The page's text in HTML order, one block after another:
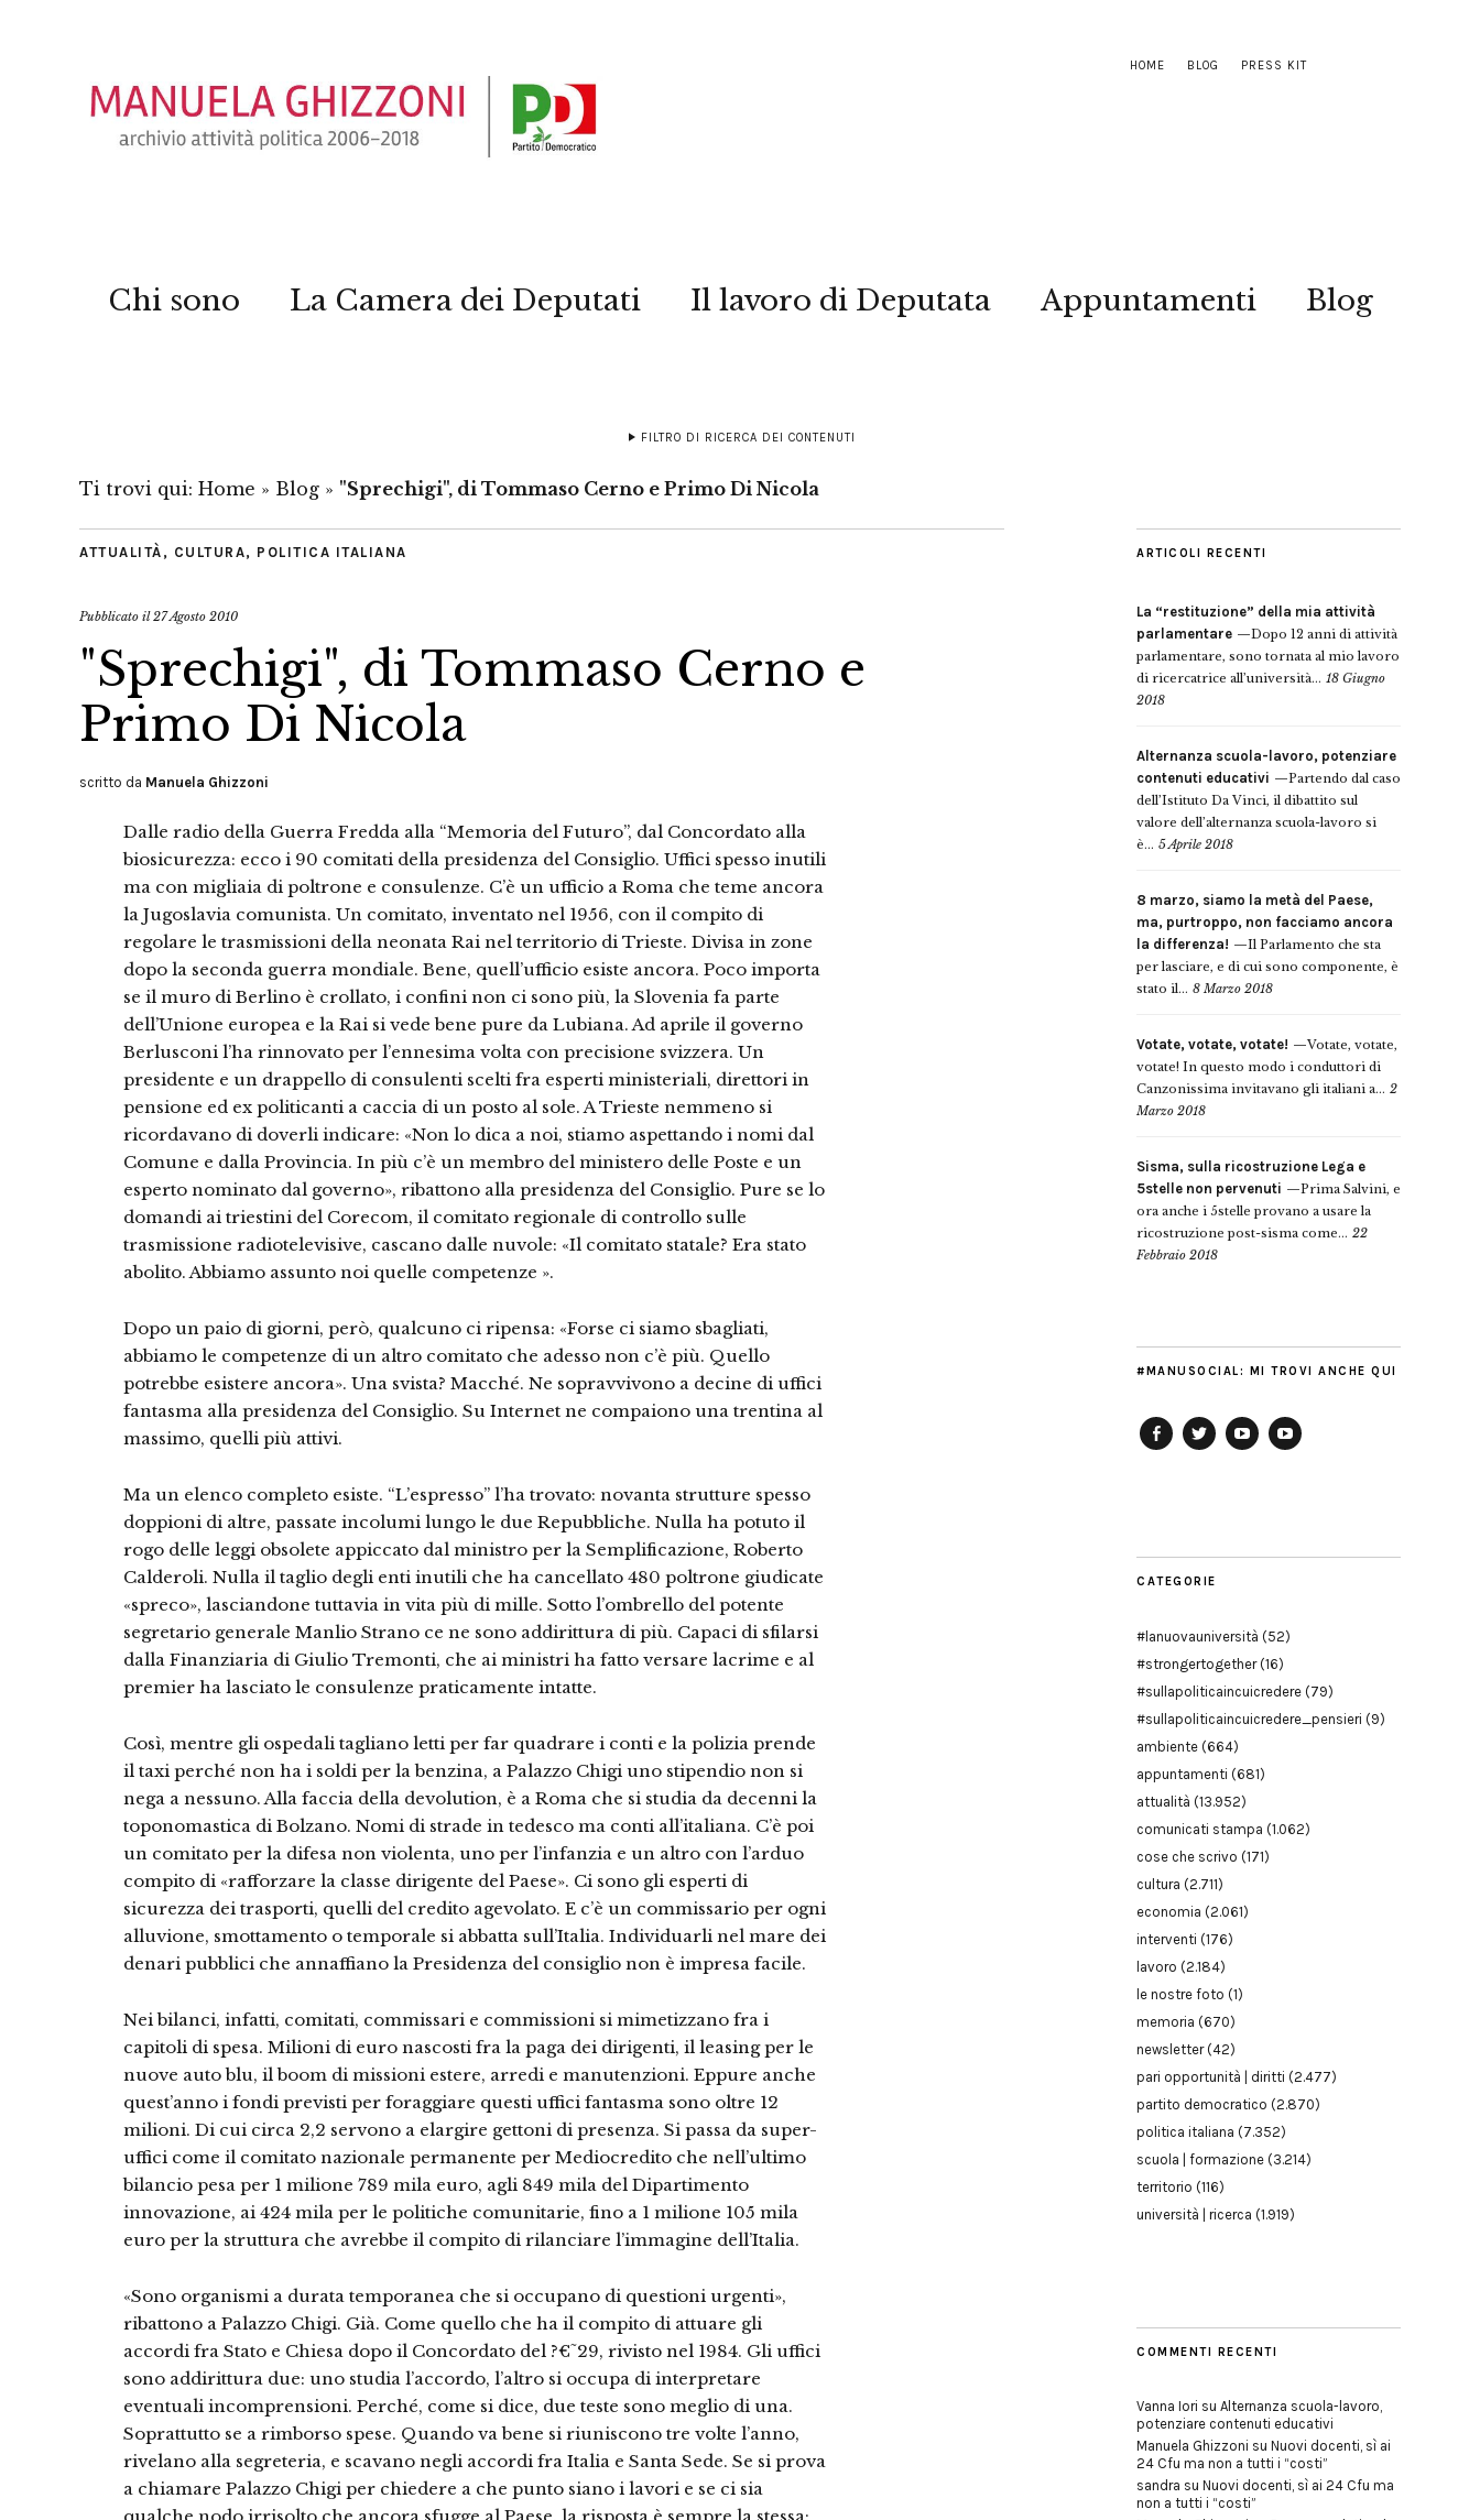
HOME BLOG PRESS KIT
Chi sono La Camera dei Deputati Il lavoro di Deputata Appuntamenti Blog
FILTRO DI RICERCA DEI CONTENUTI
Ti trovi qui: Home » Blog » "Sprechigi", di Tommaso Cerno e Primo Di Nicola
ATTUALITÀ , CULTURA, POLITICA ITALIANA
Pubblicato il27 Agosto 2010
"Sprechigi", di Tommaso Cerno e
Primo Di Nicola
scritto da Manuela Ghizzoni
Dalle radio della Guerra Fredda alla “Memoria del Futuro”, dal Concordato alla
biosicurezza: ecco i 90 comitati della presidenza del Consiglio. Uffici spesso inutili
ma con migliaia di poltrone e consulenze. C’è un ufficio a Roma che teme ancora
la Jugoslavia comunista. Un comitato, inventato nel 1956, con il compito di
regolare le trasmissioni della neonata Rai nel territorio di Trieste. Divisa in zone
dopo la seconda guerra mondiale. Bene, quell’ufficio esiste ancora. Poco importa
se il muro di Berlino è crollato, i confini non ci sono più, la Slovenia fa parte
dell’Unione europea e la Rai si vede bene pure da Lubiana. Ad aprile il governo
Berlusconi l’ha rinnovato per l’ennesima volta con precisione svizzera. Un
presidente e un drappello di consulenti scelti fra esperti ministeriali, direttori in
pensione ed ex politicanti a caccia di un posto al sole. A Trieste nemmeno si
ricordavano di doverli indicare: «Non lo dica a noi, stiamo aspettando i nomi dal
Comune e dalla Provincia. In più c’è un membro del ministero delle Poste e un
esperto nominato dal governo», ribattono alla presidenza del Consiglio. Pure se lo
domandi ai triestini del Corecom, il comitato regionale di controllo sulle
trasmissione radiotelevisive, cascano dalle nuvole: «Il comitato statale? Era stato
abolito. Abbiamo assunto noi quelle competenze ».
Dopo un paio di giorni, però, qualcuno ci ripensa: «Forse ci siamo sbagliati,
abbiamo le competenze di un altro comitato che adesso non c’è più. Quello
potrebbe esistere ancora». Una svista? Macché. Ne sopravvivono a decine di uffici
fantasma alla presidenza del Consiglio. Su Internet ne compaiono una trentina al
massimo, quelli più attivi.
Ma un elenco completo esiste. “L’espresso” l’ha trovato: novanta strutture spesso
doppioni di altre, passate incolumi lungo le due Repubbliche. Nulla ha potuto il
rogo delle leggi obsolete appiccato dal ministro per la Semplificazione, Roberto
Calderoli. Nulla il taglio degli enti inutili che ha cancellato 480 poltrone giudicate
«spreco», lasciandone tuttavia in vita più di mille. Sotto l’ombrello del potente
segretario generale Manlio Strano ce ne sono addirittura di più. Capaci di sfilarsi
dalla Finanziaria di Giulio Tremonti, che ai ministri ha fatto versare lacrime e al
premier ha lasciato le consulenze praticamente intatte.
Così, mentre gli ospedali tagliano letti per far quadrare i conti e la polizia prende
il taxi perché non ha i soldi per la benzina, a Palazzo Chigi uno stipendio non si
nega a nessuno. Alla faccia della devolution, è a Roma che si studia da decenni la
toponomastica di Bolzano. Nomi di strade in tedesco ma conti all’italiana. C’è poi
un comitato per la difesa non violenta, uno per l’infanzia e un altro con l’arduo
compito di «rafforzare la classe dirigente del Paese». Ci sono gli esperti di
sicurezza dei trasporti, quelli del credito agevolato. E c’è un commissario per ogni
alluvione, smottamento o temporale si abbatta sull’Italia. Individuarli nel mare dei
denari pubblici che annaffiano la Presidenza del consiglio non è impresa facile.
Nei bilanci, infatti, comitati, commissari e commissioni si mimetizzano fra i
capitoli di spesa. Milioni di euro nascosti fra la paga dei dirigenti, il leasing per le
nuove auto blu, il boom di missioni estere, arredi e manutenzioni. Eppure anche
quest’anno i fondi previsti per foraggiare questi uffici fantasma sono oltre 12
milioni. Di cui circa 2,2 servono a elargire gettoni di presenza. Si passa da super-
uffici come il comitato nazionale permanente per Mediocredito che nell’ultimo
bilancio pesa per 1 milione 789 mila euro, agli 849 mila del Dipartimento
innovazione, ai 424 mila per le politiche comunitarie, fino a 1 milione 105 mila
euro per la struttura che avrebbe il compito di rilanciare l’immagine dell’Italia.
«Sono organismi a durata temporanea che si occupano di questioni urgenti»,
ribattono a Palazzo Chigi. Già. Come quello che ha il compito di attuare gli
accordi fra Stato e Chiesa dopo il Concordato del ?€˜29, rivisto nel 1984. Gli uffici
sono addirittura due: uno studia l’accordo, l’altro si occupa di interpretare
eventuali incomprensioni. Perché, come si dice, due teste sono meglio di una.
Soprattutto se a rimborso spese. Quando va bene si riuniscono tre volte l’anno,
rivelano alla segreteria, e scavano negli accordi fra Italia e Santa Sede. Se si prova
a chiamare Palazzo Chigi per chiedere a che punto siano i lavori e se ci sia
ARTICOLI RECENTI
La “restituzione” della mia attività
parlamentare
Dopo 12 anni di attività
parlamentare, sono tornata al mio lavoro
di ricercatrice all’università... 18 Giugno
2018
Alternanza scuola-lavoro, potenziare
contenuti educativi
Partendo dal caso
dell’Istituto Da Vinci, il dibattito sul
valore dell’alternanza scuola-lavoro si
è... 5 Aprile 2018
8 marzo, siamo la metà del Paese,
ma, purtroppo, non facciamo ancora
la differenza!
Il Parlamento che sta
per lasciare, e di cui sono componente, è
stato il... 8 Marzo 2018
Votate, votate, votate!
Votate, votate,
votate! In questo modo i conduttori di
Canzonissima invitavano gli italiani a... 2
Marzo 2018
Sisma, sulla ricostruzione Lega e
5stelle non pervenuti
Prima Salvini, e
ora anche i 5stelle provano a usare la
ricostruzione post-sisma come... 22
Febbraio 2018
#MANUSOCIAL: MI TROVI ANCHE QUI
CATEGORIE
#lanuovauniversità (52)
#strongertogether(16)
#sullapoliticaincuicredere (79)
#sullapoliticaincuicredere_pensieri (9)
ambiente (664)
appuntamenti (681)
attualità (13.952)
comunicati stampa (1.062)
cose che scrivo (171)
cultura (2.711)
economia (2.061)
interventi (176)
lavoro (2.184)
le nostre foto (1)
memoria (670)
newsletter(42)
pari opportunità | diritti (2.477)
partito democratico (2.870)
politica italiana (7.352)
scuola | formazione (3.214)
territorio (116)
università | ricerca (1.919)
COMMENTI RECENTI
Vanna Iori su Alternanza scuola-lavoro,
potenziare contenuti educativi
Manuela Ghizzoni su Nuovi docenti, sì ai
24 Cfu ma non a tutti i “costi”
sandra su Nuovi docenti, sì ai 24 Cfu ma
non a tutti i “costi”